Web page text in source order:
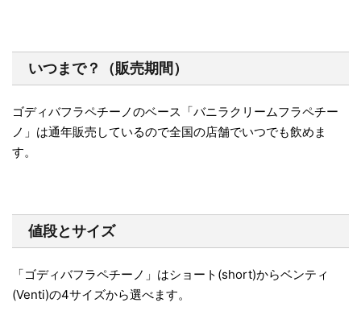
いつまで？（販売期間）
ゴディバフラペチーノのベース「バニラクリームフラペチー
ノ」は通年販売しているので全国の店舗でいつでも飲めま
す。
値段とサイズ
「ゴディバフラペチーノ」はショート(short)からベンティ
(Venti)の4サイズから選べます。